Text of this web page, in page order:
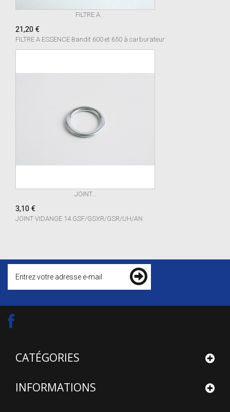
FILTRE A...
21,20 €
FILTRE A ESSENCE Bandit 600 et 650 à carburateur
JOINT...
3,10 €
JOINT VIDANGE 14 GSF/GSXR/GSR/UH/AN
CATÉGORIES
INFORMATIONS